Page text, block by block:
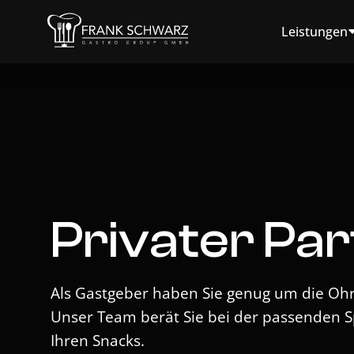
Leistungen
Privater
Als Gastgeber haben Sie genug um die
Unser Team berät Sie bei der passenden
Ihren Snacks.